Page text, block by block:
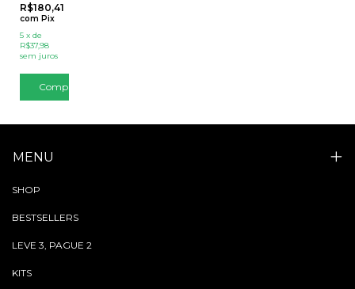
R$180,41
com Pix
5 x de
R$37,98
sem juros
Comprar
MENU
SHOP
BESTSELLERS
LEVE 3, PAGUE 2
KITS